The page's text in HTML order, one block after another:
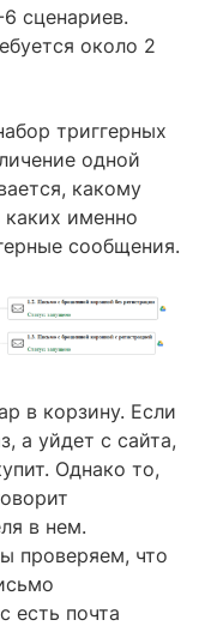
сценариев.
около 2
триггерных
одной
какому
каких именно
сообщения.
в корзину. Если
а уйдет с сайта,
Однако то,
в нем.
проверяем, что
есть почта